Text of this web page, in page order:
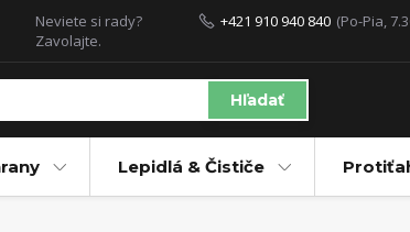
Hľadať
Neviete si rady?
Zavolajte.
+421 910 940 840 (Po-Pia,
Lepidlá & Čističe